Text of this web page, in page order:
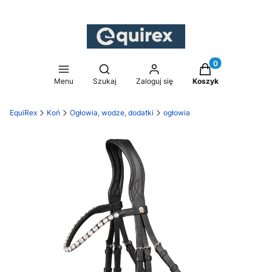
Menu
Otwórz wyszukiwarkę
Szukaj Zaloguj się
Produkty w
Koszyk
EquiRex Koń Ogłowia, wodze, dodatki ogłowia